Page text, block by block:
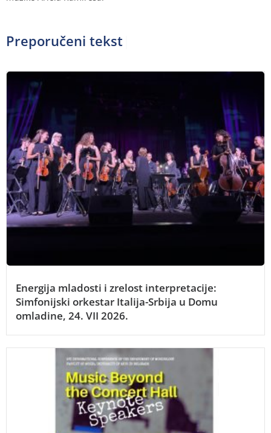
Preporučeni tekstov
Energija mladosti i zrelost interpretacije:
Simfonijski orkestar Italija-Srbija u Domu
omladine, 24. VII 2026.